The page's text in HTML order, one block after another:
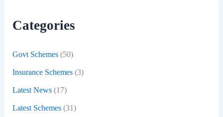
o
Categories
Govt Schemes(50)
Insurance Schemes(3)
Latest News(17)
Latest Schemes(31)